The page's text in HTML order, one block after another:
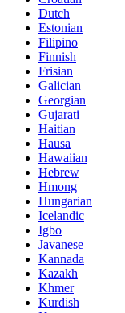
Dutch
Estonian
Filipino
Finnish
Frisian
Galician
Georgian
Gujarati
Haitian
Hausa
Hawaiian
Hebrew
Hmong
Hungarian
Icelandic
Igbo
Javanese
Kannada
Kazakh
Khmer
Kurdish